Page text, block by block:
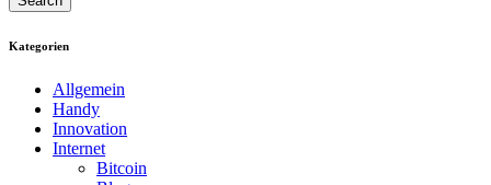
Kategorien
Allgemein
Handy
Innovation
Internet
Bitcoin